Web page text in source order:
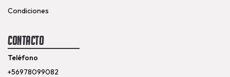
Condiciones
Contacto
Teléfono
+56978099082